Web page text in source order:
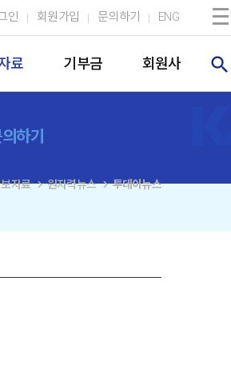
인 회원가입 문의하기 ENG
료 기부금 회원사 search
하기
자료navigate_next원자력뉴스navigate_next투데이뉴스